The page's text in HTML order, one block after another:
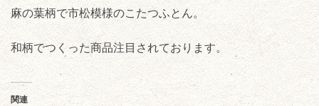
麻の葉柄で市松模様のこたつふとん。
和柄でつくった商品注目されております。
関連